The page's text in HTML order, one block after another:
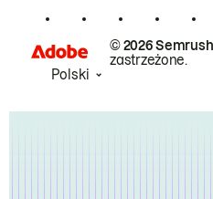
© 2026
zastrzeżone.
Polski